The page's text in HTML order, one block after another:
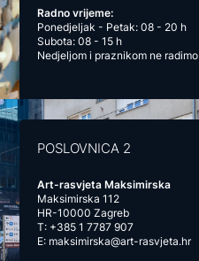
Radno vrijeme:
Ponedjeljak - Petak: 08 - 20 h
Subota: 08 - 15 h
Nedjeljom i praznikom ne radimo
POSLOVNICA 2
Art-rasvjeta Maksimirska
Maksimirska 112
HR-10000 Zagreb
T: +385 1 7787 907
E: maksimirska@art-rasvjeta.hr